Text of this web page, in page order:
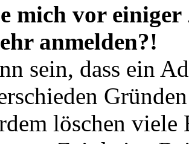
mich vor
anmelden?!
sein, dass ein
löschen viele